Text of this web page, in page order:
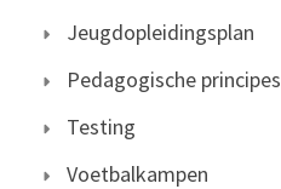
Jeugdopleidingsplan
Pedagogische principes
Testing
Voetbalkampen